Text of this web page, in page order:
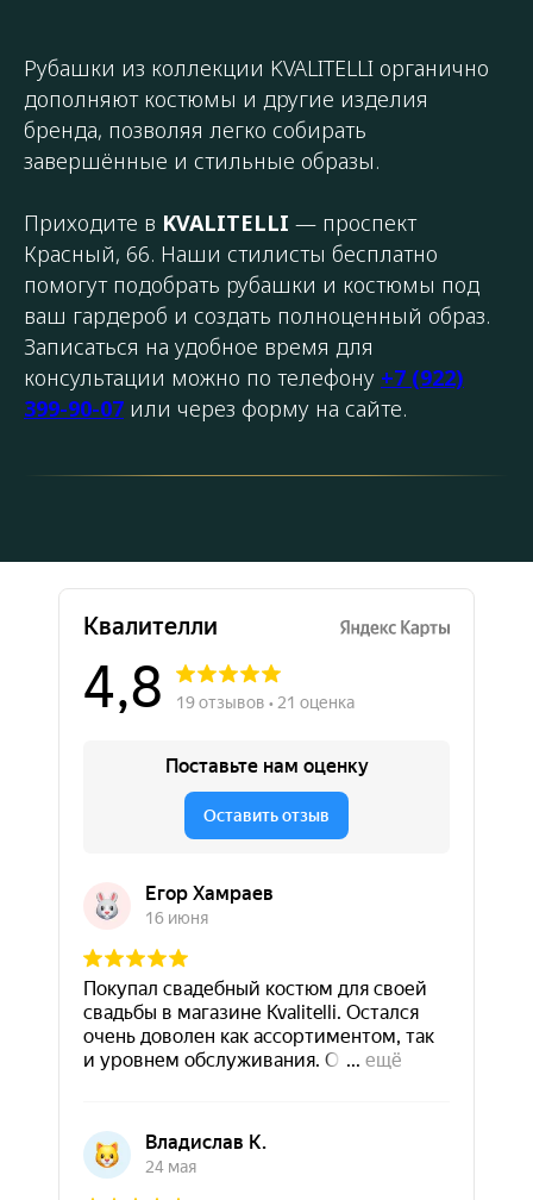
Рубашки из коллекции KVALITELLI органично
дополняют костюмы и другие изделия
бренда, позволяя легко собирать
завершённые и стильные образы.
Приходите в KVALITELLI — проспект
Красный, 66. Наши стилисты бесплатно
помогут подобрать рубашки и костюмы под
ваш гардероб и создать полноценный образ.
Записаться на удобное время для
консультации можно по телефону +7 (922)
399-90-07 или через форму на сайте.